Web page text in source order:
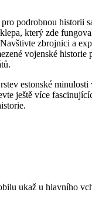
podrobnou historii
který zde
zbrojnici a
vojenské historie
estonské
ještě více
ukaž u hlavního